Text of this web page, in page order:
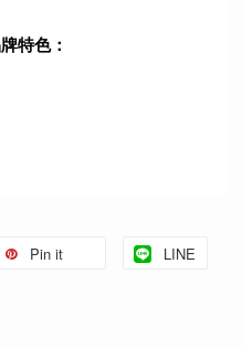
特色：
Pin it LINE